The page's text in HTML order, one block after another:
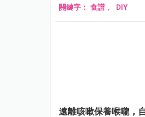
關鍵字： 食譜 、 DIY
遠離咳嗽保養喉嚨，